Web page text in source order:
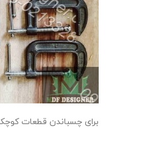
برای چسباندن قطعات